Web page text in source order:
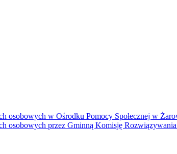
osobowych w Ośrodku Pomocy Społecznej w
osobowych przez Gminną Komisję